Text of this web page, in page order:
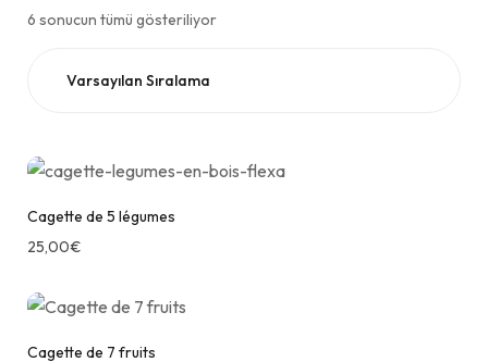
6 sonucun tümü gösteriliyor
Cagette de 5 légumes
25,00€
Cagette de 7 fruits